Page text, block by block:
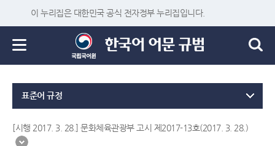
이 누리집은 대한민국 공식 전자정부 누리집입니다.
표준어 규정
[시행 2017. 3. 28.] 문화체육관광부 고시 제2017-13호(2017. 3. 28.)